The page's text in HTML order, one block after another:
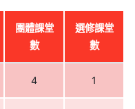
團體課堂
數
選修課堂
數
4 1